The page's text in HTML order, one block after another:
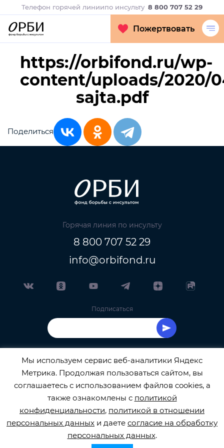
Телефон горячей линиипо инсульту 8 800 707 52 29
Пожертвовать
https://orbifond.ru/wp-
content/uploads/2020/
sajta.pdf
Поделиться
Горячая линия по инсульту
8 800 707 52 29
info@orbifond.ru
Подписаться
ОФИЦИАЛЬНЫЙ ОПЕРАТОР ОБРАБОТКИ
ПЕРСОНАЛЬНЫХ ДАННЫХ РЕГИСТРАЦИОННЫЙ
НОМЕР 77-22-133540
Мы используем сервис веб-аналитики Яндекс
Метрика. Продолжая пользоваться сайтом, вы
соглашаетесь с использованием файлов cookies, а
также ознакомлены с политикой
конфиденциальности, политикой в отношении
персональных данных и даете согласие на обработку
персональных данных.